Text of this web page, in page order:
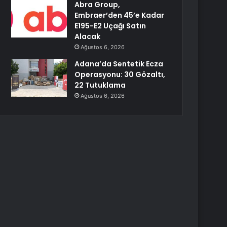
Abra Group,
Embraer’den 45’e Kadar
E195-E2 Uçağı Satın
Alacak
Ağustos 6, 2026
Adana’da Sentetik Ecza
Operasyonu: 30 Gözaltı,
22 Tutuklama
Ağustos 6, 2026